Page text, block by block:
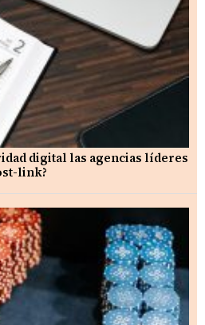
digital las agencias líderes
link?